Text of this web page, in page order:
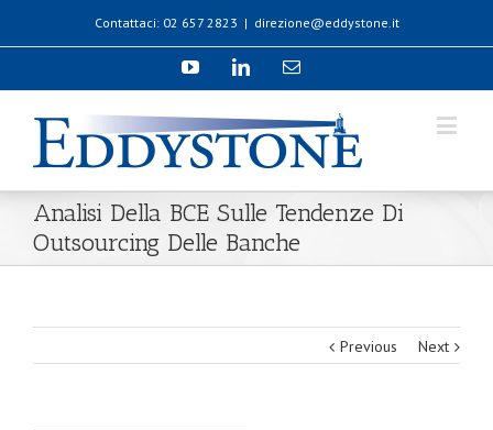
Contattaci: 02 657 2823 | direzione@eddystone.it
Analisi Della BCE Sulle Tendenze Di
Outsourcing Delle Banche
Previous Next